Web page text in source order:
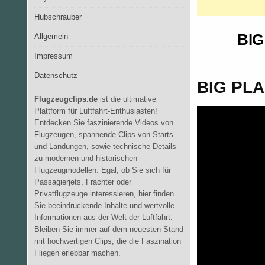
BIG
Hubschrauber
Allgemein
Impressum
Datenschutz
Flugzeugclips.deist die ultimative
Plattform für Luftfahrt-Enthusiasten!
Entdecken Sie faszinierende Videos von
Flugzeugen, spannende Clips von Starts
und Landungen, sowie technische Details
zu modernen und historischen
Flugzeugmodellen. Egal, ob Sie sich für
Passagierjets, Frachter oder
Privatflugzeuge interessieren, hier finden
Sie beeindruckende Inhalte und wertvolle
Informationen aus der Welt der Luftfahrt.
Bleiben Sie immer auf dem neuesten Stand
mit hochwertigen Clips, die die Faszination
Fliegen erlebbar machen.